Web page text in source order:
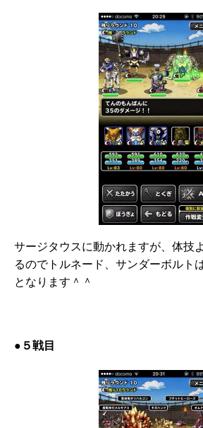
サージタウスに動かれますが、体技
るのでトルネード、サンダーボルト
となります＾＾
●５戦目